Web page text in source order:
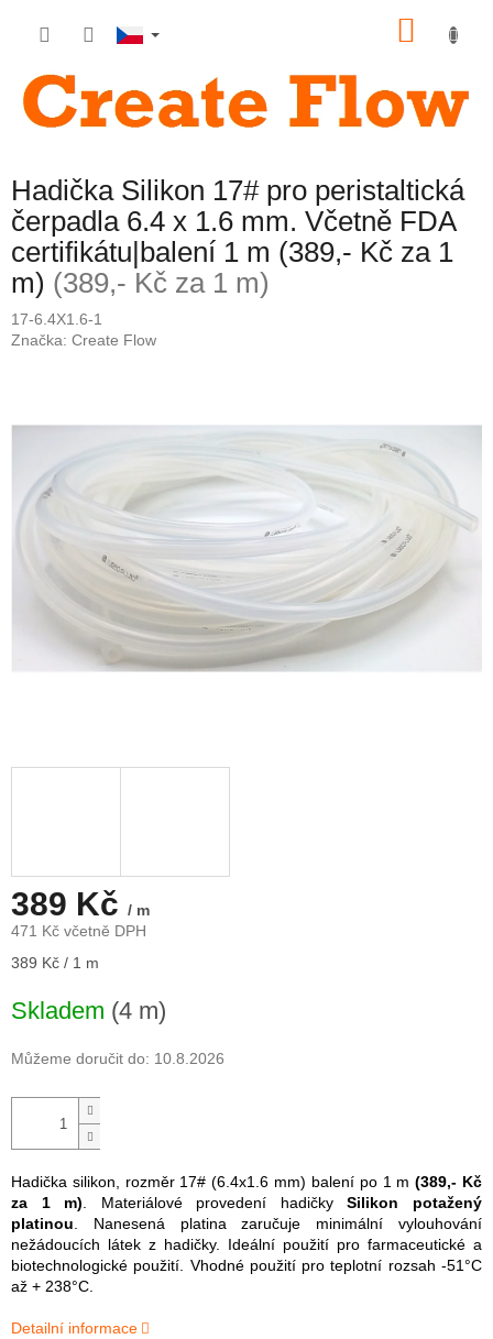
Hadička Silikon 17# pro peristaltická
čerpadla 6.4 x 1.6 mm. Včetně FDA
certifikátu|balení 1 m (389,- Kč za 1
m) (389,- Kč za 1 m)
17-6.4X1.6-1
Značka: Create Flow
389 Kč / m
471 Kč včetně DPH
Měrná
389 Kč / 1 m
Skladem (4 m)
Můžeme doručit do: 10.8.2026
Hadička silikon, rozměr 17# (6.4x1.6 mm) balení po 1 m(389,- Kč
za 1 m). Materiálové provedení hadičkySilikon potažený
platinou. Nanesená platina zaručuje minimální vylouhování
nežádoucích látek z hadičky. Ideální použití pro farmaceutické a
biotechnologické použití. Vhodné použití pro teplotní rozsah -51°C
až + 238°C.
Detailní informace